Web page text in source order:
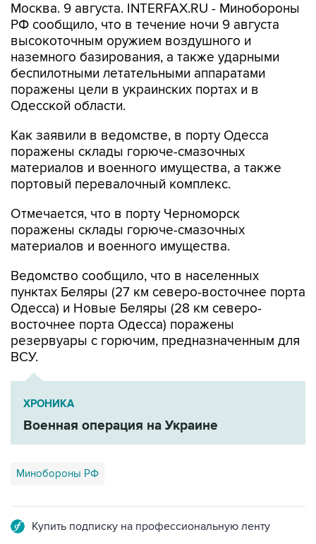
Москва. 9 августа. INTERFAX.RU - Минобороны
РФ сообщило, что в течение ночи 9 августа
высокоточным оружием воздушного и
наземного базирования, а также ударными
беспилотными летательными аппаратами
поражены цели в украинских портах и в
Одесской области.
Как заявили в ведомстве, в порту Одесса
поражены склады горюче-смазочных
материалов и военного имущества, а также
портовый перевалочный комплекс.
Отмечается, что в порту Черноморск
поражены склады горюче-смазочных
материалов и военного имущества.
Ведомство сообщило, что в населенных
пунктах Беляры (27 км северо-восточнее порта
Одесса) и Новые Беляры (28 км северо-
восточнее порта Одесса) поражены
резервуары с горючим, предназначенным для
ВСУ.
ХРОНИКА
Военная операция на Украине
Минобороны РФ
Купить подписку на профессиональную ленту